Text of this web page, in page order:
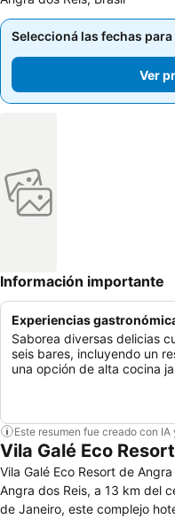
Seleccioná las fechas
Seleccioná las fechas
Ver
Información importante
Experiencias
Saborea diversas delicias
seis bares, incluyendo un
una opción de alta cocina
Este resumen fue creado con
Vila Galé Eco
Vila Galé Eco Resort de
Angra dos Reis, a 13 km del
de Janeiro, este complejo